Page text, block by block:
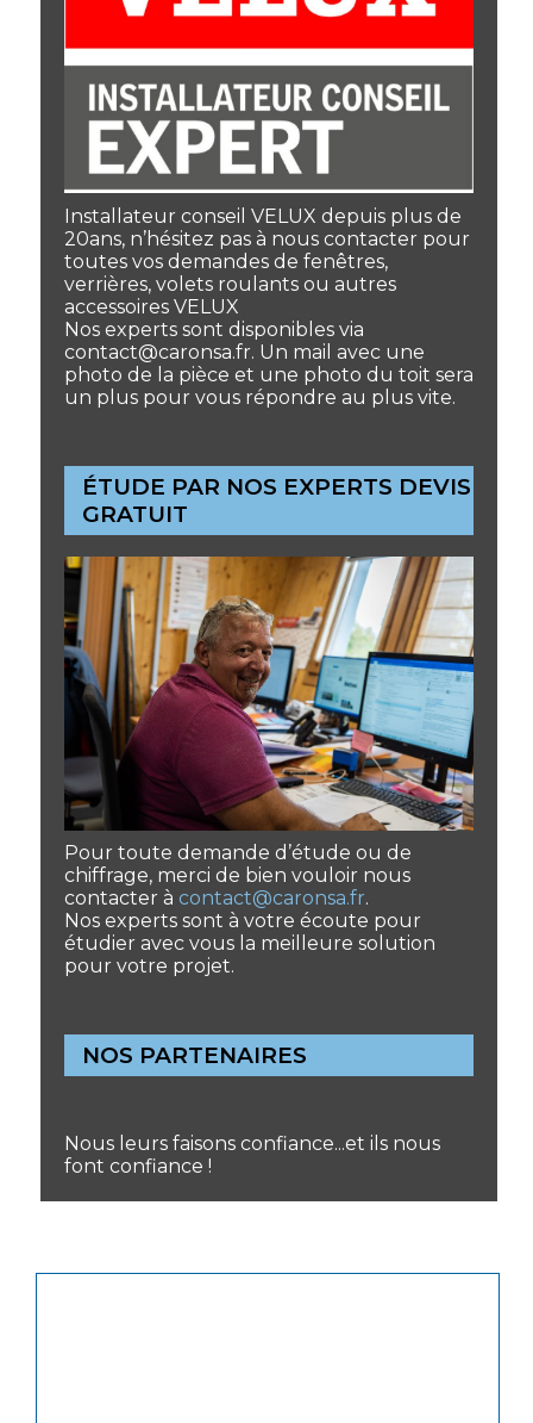
Installateur conseil VELUX depuis plus de
20ans, n’hésitez pas à nous contacter pour
toutes vos demandes de fenêtres,
verrières, volets roulants ou autres
accessoires VELUX
Nos experts sont disponibles via
contact@caronsa.fr. Un mail avec une
photo de la pièce et une photo du toit sera
un plus pour vous répondre au plus vite.
ÉTUDE PAR NOS EXPERTS DEVIS
GRATUIT
Pour toute demande d’étude ou de
chiffrage, merci de bien vouloir nous
contacter à contact@caronsa.fr.
Nos experts sont à votre écoute pour
étudier avec vous la meilleure solution
pour votre projet.
NOS PARTENAIRES
Nous leurs faisons confiance...et ils nous
font confiance !